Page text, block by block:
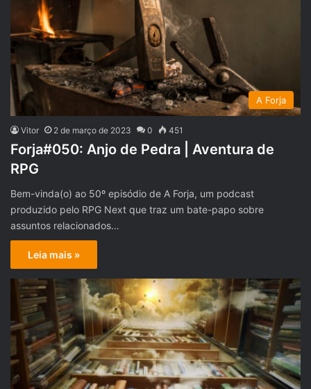
A Forja
Vitor 2 de março de 2023 0 451
Forja#050: Anjo de Pedra | Aventura de
RPG
Bem-vinda(o) ao 50º episódio de A Forja, um podcast
produzido pelo RPG Next que traz um bate-papo sobre
assuntos relacionados…
Leia mais »